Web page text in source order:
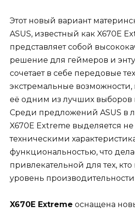
Этот новый вариант
ASUS, известный как X670E
представляет собой
решение для геймеров и
сочетает в себе передовые
экстремальные
её одним из лучших выборов
Среди предложений ASUS в
X670E Extreme выделяется
техническими
функциональностью, что
привлекательной для тех,
уровень
X670E Extreme оснащена